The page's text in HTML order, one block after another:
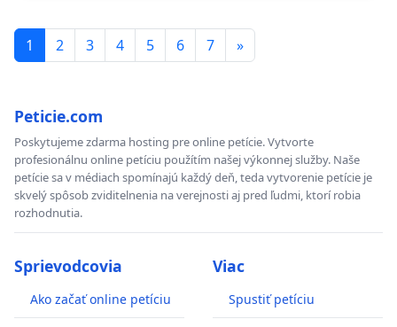
1 2 3 4 5 6 7 »
Peticie.com
Poskytujeme zdarma hosting pre online petície. Vytvorte
profesionálnu online petíciu použítím našej výkonnej služby. Naše
petície sa v médiach spomínajú každý deň, teda vytvorenie petície je
skvelý spôsob zviditelnenia na verejnosti aj pred ľudmi, ktorí robia
rozhodnutia.
Sprievodcovia
Ako začať online petíciu
Viac
Spustiť petíciu